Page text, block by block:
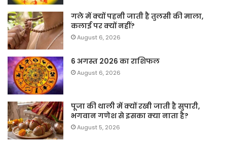
गले में क्यों पहनी जाती है तुलसी की माला,
कलाई पर क्यों नहीं?
August 6, 2026
6 अगस्त 2026 का राशिफल
August 6, 2026
पूजा की थाली में क्यों रखी जाती है सुपारी,
भगवान गणेश से इसका क्या नाता है?
August 5, 2026